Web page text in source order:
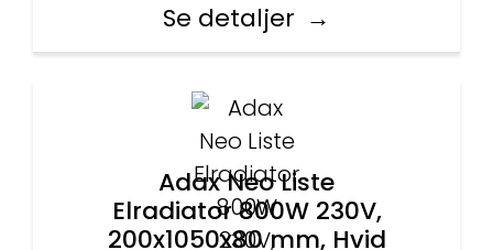
Se detaljer
Adax Neo Liste
Elradiator 800W 230V,
200x1050x80 mm, Hvid